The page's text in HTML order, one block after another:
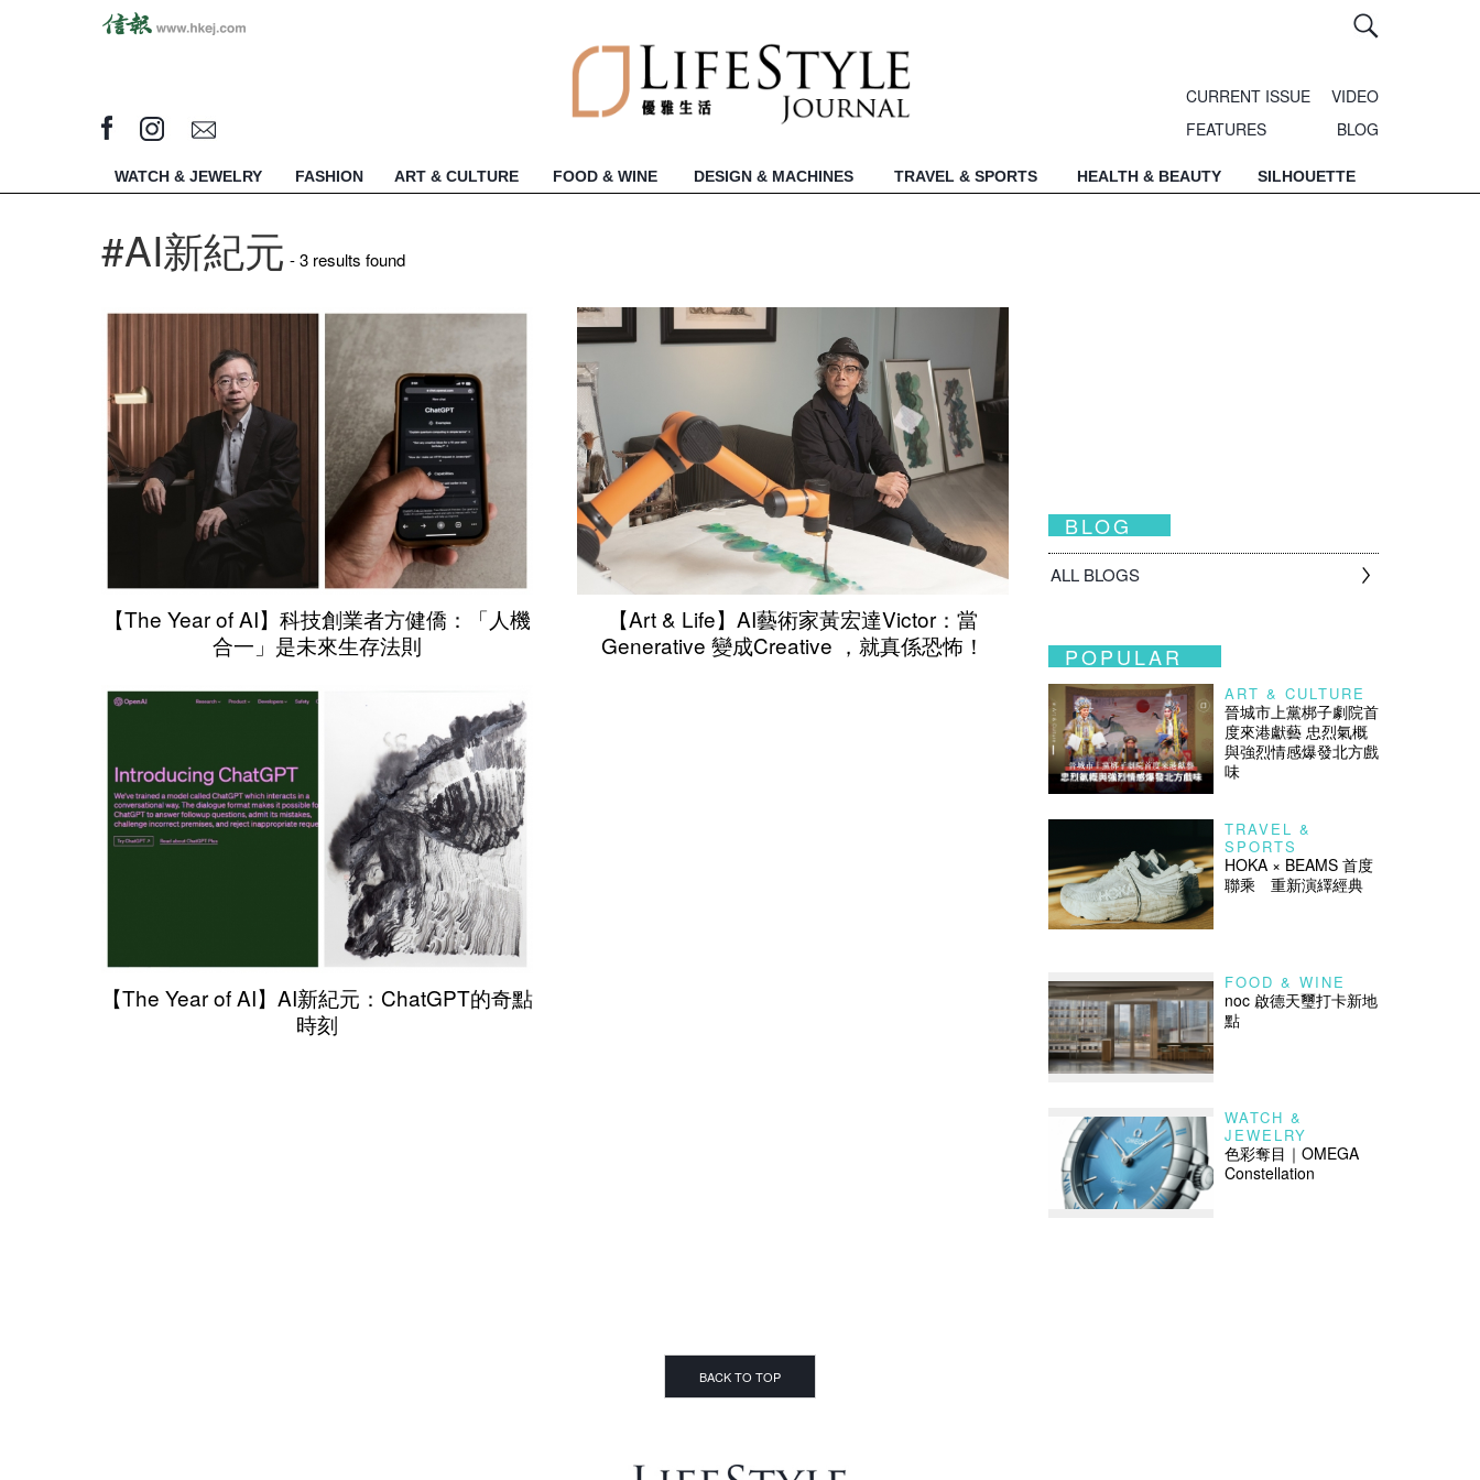
CURRENT ISSUE
VIDEO
FEATURES
BLOG
WATCH & JEWELRY FASHION ART & CULTURE FOOD & WINE DESIGN & MACHINES TRAVEL & SPORTS HEALTH & BEAUTY SILHOUETTE
#AI新紀元 - 3 results found
【The Year of AI】科技創業者方健僑：「人機
合一」是未來生存法則
【Art & Life】AI藝術家黃宏達Victor：當
Generative 變成Creative ，就真係恐怖！
【The Year of AI】AI新紀元：ChatGPT的奇點
時刻
BLOG
ALL BLOGS
POPULAR
ART & CULTURE
晉城市上黨梆子劇院首
度來港獻藝 忠烈氣概
與強烈情感爆發北方戲
味
TRAVEL &
SPORTS
HOKA × BEAMS 首度
聯乘 重新演繹經典
FOOD & WINE
noc 啟德天璽打卡新地
點
WATCH &
JEWELRY
色彩奪目｜OMEGA
Constellation
BACK TO TOP